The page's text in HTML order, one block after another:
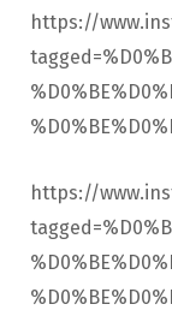
https://
https://